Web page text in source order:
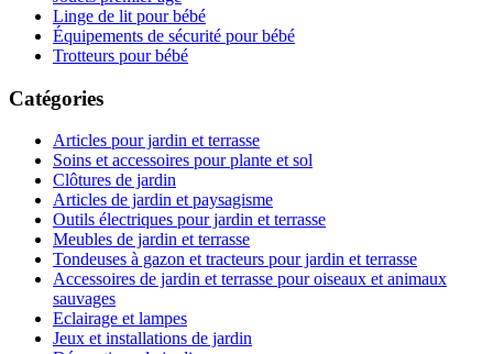
Linge de lit pour bébé
Équipements de sécurité pour bébé
Trotteurs pour bébé
Catégories
Articles pour jardin et terrasse
Soins et accessoires pour plante et sol
Clôtures de jardin
Articles de jardin et paysagisme
Outils électriques pour jardin et terrasse
Meubles de jardin et terrasse
Tondeuses à gazon et tracteurs pour jardin et terrasse
Accessoires de jardin et terrasse pour oiseaux et animaux
sauvages
Eclairage et lampes
Jeux et installations de jardin